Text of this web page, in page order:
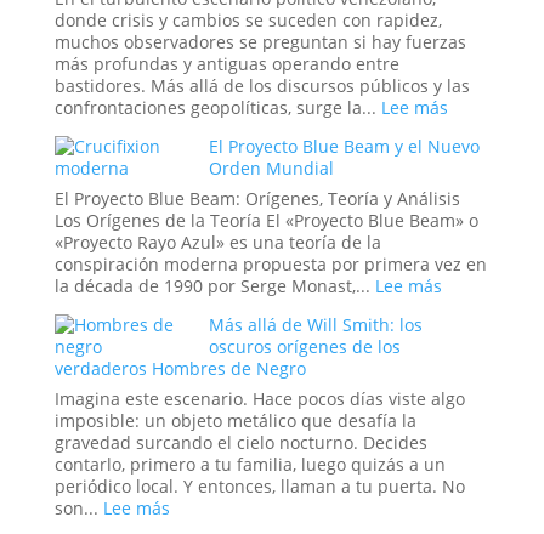
Infinito
y
Ciclo
Eterno
la
donde crisis y cambios se suceden con rapidez,
muchos observadores se preguntan si hay fuerzas
más profundas y antiguas operando entre
bastidores. Más allá de los discursos públicos y las
confrontaciones geopolíticas, surge la... Lee más:
Mano
Masonería
y
Esotérico
Venezuela
El Proyecto Blue Beam y el Nuevo
Orden Mundial
El Proyecto Blue Beam: Orígenes, Teoría y Análisis
Los Orígenes de la Teoría El «Proyecto Blue Beam» o
«Proyecto Rayo Azul» es una teoría de la
conspiración moderna propuesta por primera vez en
la década de 1990 por Serge Monast,... Lee más:
y
el
Orden
Mundial
Más allá de Will Smith: los
oscuros orígenes de los
verdaderos Hombres de Negro
Imagina este escenario. Hace pocos días viste algo
imposible: un objeto metálico que desafía la
gravedad surcando el cielo nocturno. Decides
contarlo, primero a tu familia, luego quizás a un
periódico local. Y entonces, llaman a tu puerta. No
son... Lee más: